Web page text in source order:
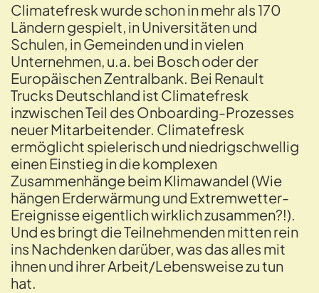
Climatefresk wurde schon in mehr als 170
Ländern gespielt, in Universitäten und
Schulen, in Gemeinden und in vielen
Unternehmen, u.a. bei Bosch oder der
Europäischen Zentralbank. Bei Renault
Trucks Deutschland ist Climatefresk
inzwischen Teil des Onboarding-Prozesses
neuer Mitarbeitender. Climatefresk
ermöglicht spielerisch und niedrigschwellig
einen Einstieg in die komplexen
Zusammenhänge beim Klimawandel (Wie
hängen Erderwärmung und Extremwetter-
Ereignisse eigentlich wirklich zusammen?!).
Und es bringt die Teilnehmenden mitten rein
ins Nachdenken darüber, was das alles mit
ihnen und ihrer Arbeit/Lebensweise zu tun
hat.